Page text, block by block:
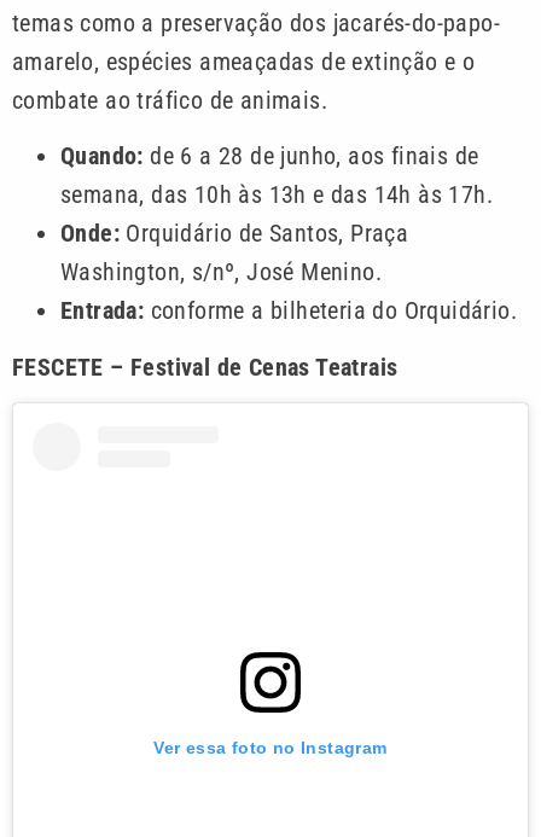
temas como a preservação dos jacarés-do-papo-
amarelo, espécies ameaçadas de extinção e o
combate ao tráfico de animais.
Quando: de 6 a 28 de junho, aos finais de
semana, das 10h às 13h e das 14h às 17h.
Onde: Orquidário de Santos, Praça
Washington, s/nº, José Menino.
Entrada: conforme a bilheteria do Orquidário.
FESCETE – Festival de Cenas Teatrais
Ver essa foto no Instagram